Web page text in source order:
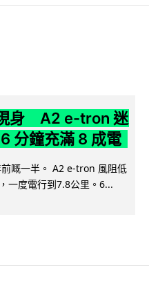
身 A2 e-tron 迷
分鐘充滿 8 成電
嘅一半。 A2 e-tron 風阻低
一度電行到7.8公里。6...